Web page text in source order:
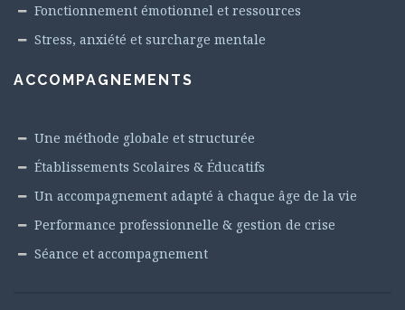
Fonctionnement émotionnel et ressources
Stress, anxiété et surcharge mentale
ACCOMPAGNEMENTS
Une méthode globale et structurée
Établissements Scolaires & Éducatifs
Un accompagnement adapté à chaque âge de la vie
Performance professionnelle & gestion de crise
Séance et accompagnement